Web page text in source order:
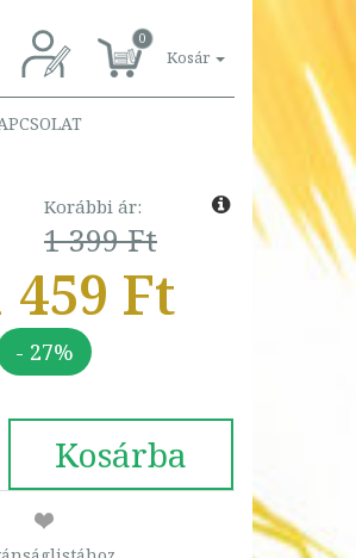
0
Kosár
Korábbi ár:
1 399 Ft
459 Ft
- 27%
Kosárba